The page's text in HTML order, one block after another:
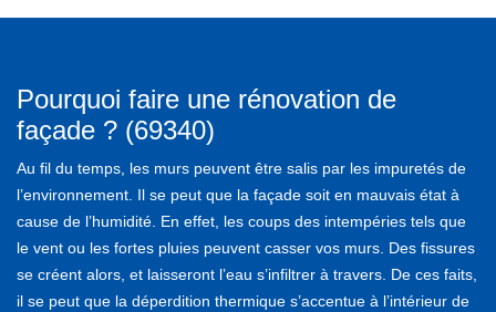
Pourquoi faire une rénovation de
façade ? (69340)
Au fil du temps, les murs peuvent être salis par les impuretés de
l’environnement. Il se peut que la façade soit en mauvais état à
cause de l’humidité. En effet, les coups des intempéries tels que
le vent ou les fortes pluies peuvent casser vos murs. Des fissures
se créent alors, et laisseront l’eau s’infiltrer à travers. De ces faits,
il se peut que la déperdition thermique s’accentue à l’intérieur de